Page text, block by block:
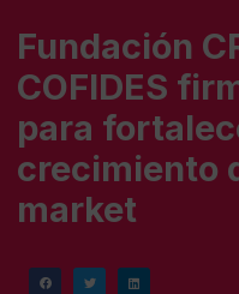
Fundación
COFIDES
para
crecimiento
market